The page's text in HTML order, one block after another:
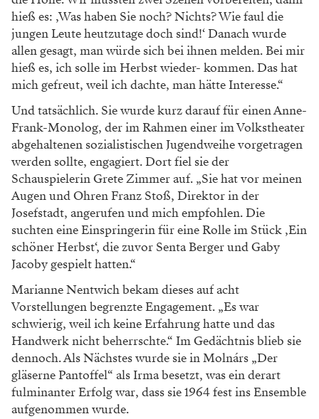
hieß es: ,Washaben Sie noch? Nichts? Wie faul die
jungenLeute heutzutage doch sind!‘ Danach wurde
allen gesagt, man würde sich bei ihnen melden.Bei mir
hieß es, ich solle im Herbst wieder- kommen. Das hat
mich gefreut, weil ich dachte, man hätte Interesse.“
Und tatsächlich. Sie wurdekurz darauf für einen Anne-
Frank-Monolog, derim Rahmen einer im Volkstheater
abgehaltenen sozialistischen Jugendweihe vorgetragen
werden sollte, engagiert. Dort fiel sie der
SchauspielerinGrete Zimmer auf. „Sie hat vor meinen
Augenund Ohren Franz Stoß, Direktor in der
Josefstadt, angerufen und mich empfohlen. Die
suchteneine Einspringerin für eine Rolle im Stück ,Ein
schöner Herbst‘, die zuvor Senta Bergerund Gaby
Jacoby gespielt hatten.“
MarianneNentwich bekam dieses auf acht
Vorstellungenbegrenzte Engagement. „Es war
schwierig, weilich keine Erfahrung hatte und das
Handwerknicht beherrschte.“ Im Gedächtnis blieb sie
dennoch. Als Nächstes wurde sie in Molnárs „Der
gläserne Pantoffel“ als Irma besetzt, was einderart
fulminanter Erfolg war, dass sie 1964 festins Ensemble
aufgenommen wurde.